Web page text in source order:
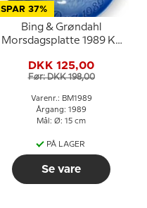
SPAR 37%
Bing & Grøndahl
Morsdagsplatte 1989 Ko
DKK 125,00
Før: DKK 198,00
Varenr.: BM1989
Årgang: 1989
Mål: Ø: 15 cm
PÅ LAGER
Se vare